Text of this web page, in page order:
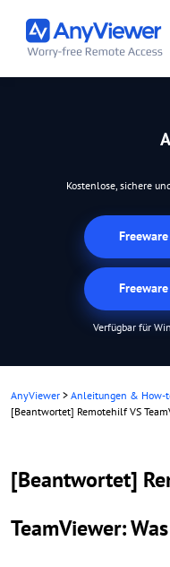
Kostenlose, sichere
Verfügbar für
AnyViewer > Anleitungen & How-
[Beantwortet] Remotehilf VS
[Beantwortet]
TeamViewer: